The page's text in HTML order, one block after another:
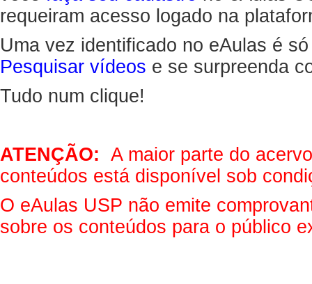
requeiram acesso logado na
Uma vez identificado no eAulas é
Pesquisar vídeos e se surpreenda
Tudo num clique!
ATENÇÃO: A maior parte do
conteúdos está disponível sob
O eAulas USP não emite
sobre os conteúdos para o público